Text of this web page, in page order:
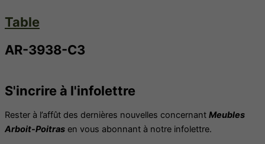
Table
AR-3938-C3
S'incrire à l'infolettre
Rester à l’affût des dernières nouvelles concernant Meubles
Arboit-Poitras en vous abonnant à notre infolettre.